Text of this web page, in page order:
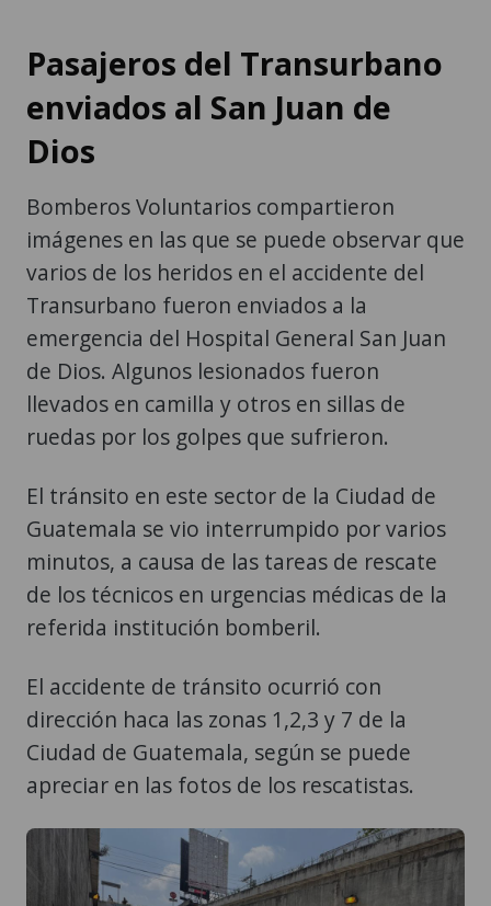
Pasajeros del Transurbano
enviados al San Juan de
Dios
Bomberos Voluntarios compartieron
imágenes en las que se puede observar que
varios de los heridos en el accidente del
Transurbano fueron enviados a la
emergencia del Hospital General San Juan
de Dios. Algunos lesionados fueron
llevados en camilla y otros en sillas de
ruedas por los golpes que sufrieron.
El tránsito en este sector de la Ciudad de
Guatemala se vio interrumpido por varios
minutos, a causa de las tareas de rescate
de los técnicos en urgencias médicas de la
referida institución bomberil.
El accidente de tránsito ocurrió con
dirección haca las zonas 1,2,3 y 7 de la
Ciudad de Guatemala, según se puede
apreciar en las fotos de los rescatistas.